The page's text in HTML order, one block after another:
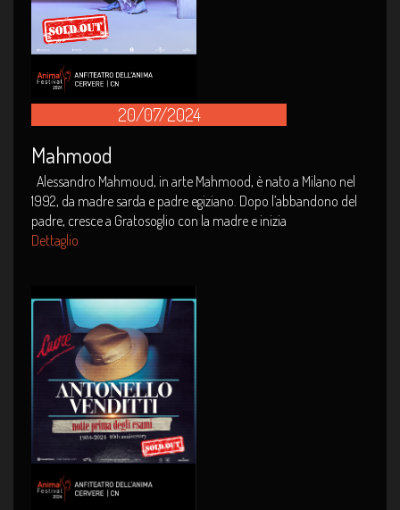
20/07/2024
Mahmood
Alessandro Mahmoud, in arte Mahmood, è nato a Milano nel
1992, da madre sarda e padre egiziano. Dopo l’abbandono del
padre, cresce a Gratosoglio con la madre e inizia
Dettaglio